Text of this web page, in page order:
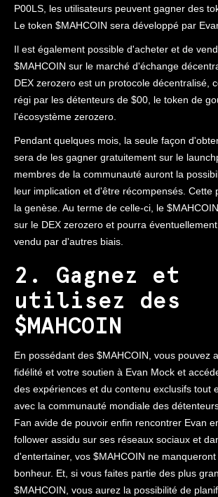
P00LS, les utilisateurs peuvent gagner des
Le token $MAHCOIN sera développé par
Il est également possible d'acheter et de
$MAHCOIN sur le marché d'échange
DEX zerozero est un protocole décentralisé,
régi par les détenteurs de $00, le token de
l'écosystème zerozero.
Pendant quelques mois, la seule façon
sera de les gagner gratuitement sur le
membres de la communauté auront la
leur implication et d'être récompensés. Cette
la genèse. Au terme de celle-ci, le
sur le DEX zerozero et pourra
vendu par d'autres biais.
2. Gagnez et
utilisez des
$MAHCOIN
En possédant des $MAHCOIN, vous pouvez
fidélité et votre soutien à Evan Mock et
des expériences et du contenu exclusifs tout
avec la communauté mondiale des
Fan avide de pouvoir enfin rencontrer Evan
follower assidu sur ses réseaux sociaux et
d'entertainer, vos $MAHCOIN ne
bonheur. Et, si vous faites partie des plus
$MAHCOIN, vous aurez la possibilité de